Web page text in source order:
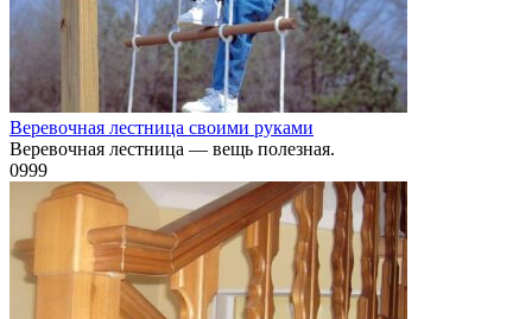
Веревочная лестница своими руками
Веревочная лестница — вещь полезная.
0999